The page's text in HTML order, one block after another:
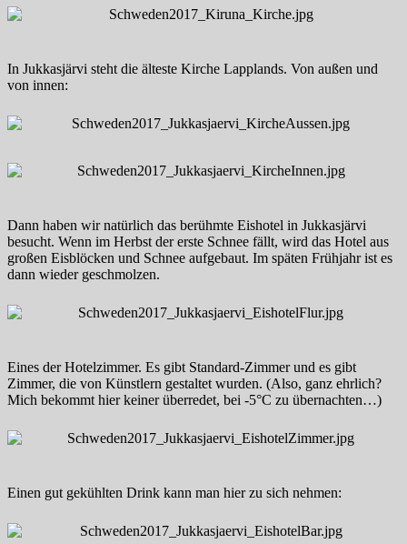
In Jukkasjärvi steht die älteste Kirche Lapplands. Von außen und
von innen:
Dann haben wir natürlich das berühmte Eishotel in Jukkasjärvi
besucht. Wenn im Herbst der erste Schnee fällt, wird das Hotel aus
großen Eisblöcken und Schnee aufgebaut. Im späten Frühjahr ist es
dann wieder geschmolzen.
Eines der Hotelzimmer. Es gibt Standard-Zimmer und es gibt
Zimmer, die von Künstlern gestaltet wurden. (Also, ganz ehrlich?
Mich bekommt hier keiner überredet, bei -5°C zu übernachten…)
Einen gut gekühlten Drink kann man hier zu sich nehmen: